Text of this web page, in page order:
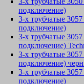
подключение)
3-х трубчатые
подключение)
3-х трубчатые
подключение)
3-х трубчатые
подключение)
3-х трубчатые
подключение)